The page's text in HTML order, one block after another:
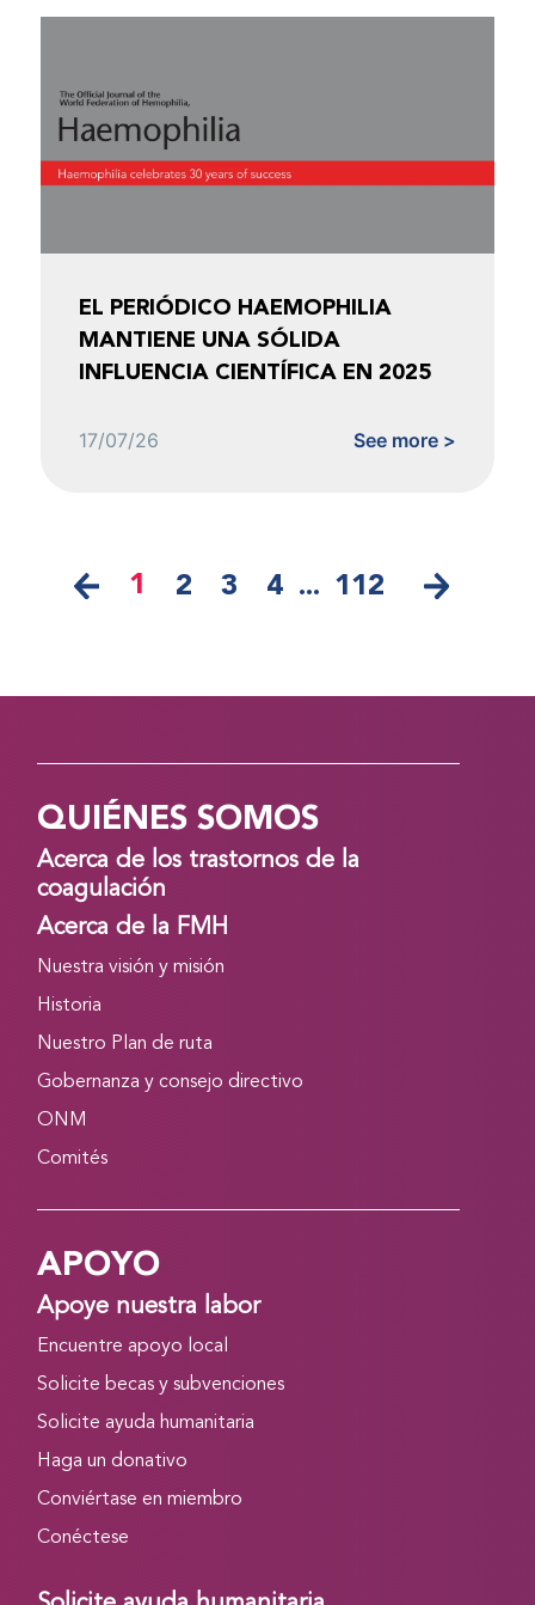
EL PERIÓDICO HAEMOPHILIA
MANTIENE UNA SÓLIDA
INFLUENCIA CIENTÍFICA EN 2025
17/07/26 See more >
1 2 3 4 ... 112
QUIÉNES SOMOS
Acerca de los trastornos de la
coagulación
Acerca de la FMH
Nuestra visión y misión
Historia
Nuestro Plan de ruta
Gobernanza y consejo directivo
ONM
Comités
APOYO
Apoye nuestra labor
Encuentre apoyo local
Solicite becas y subvenciones
Solicite ayuda humanitaria
Haga un donativo
Conviértase en miembro
Conéctese